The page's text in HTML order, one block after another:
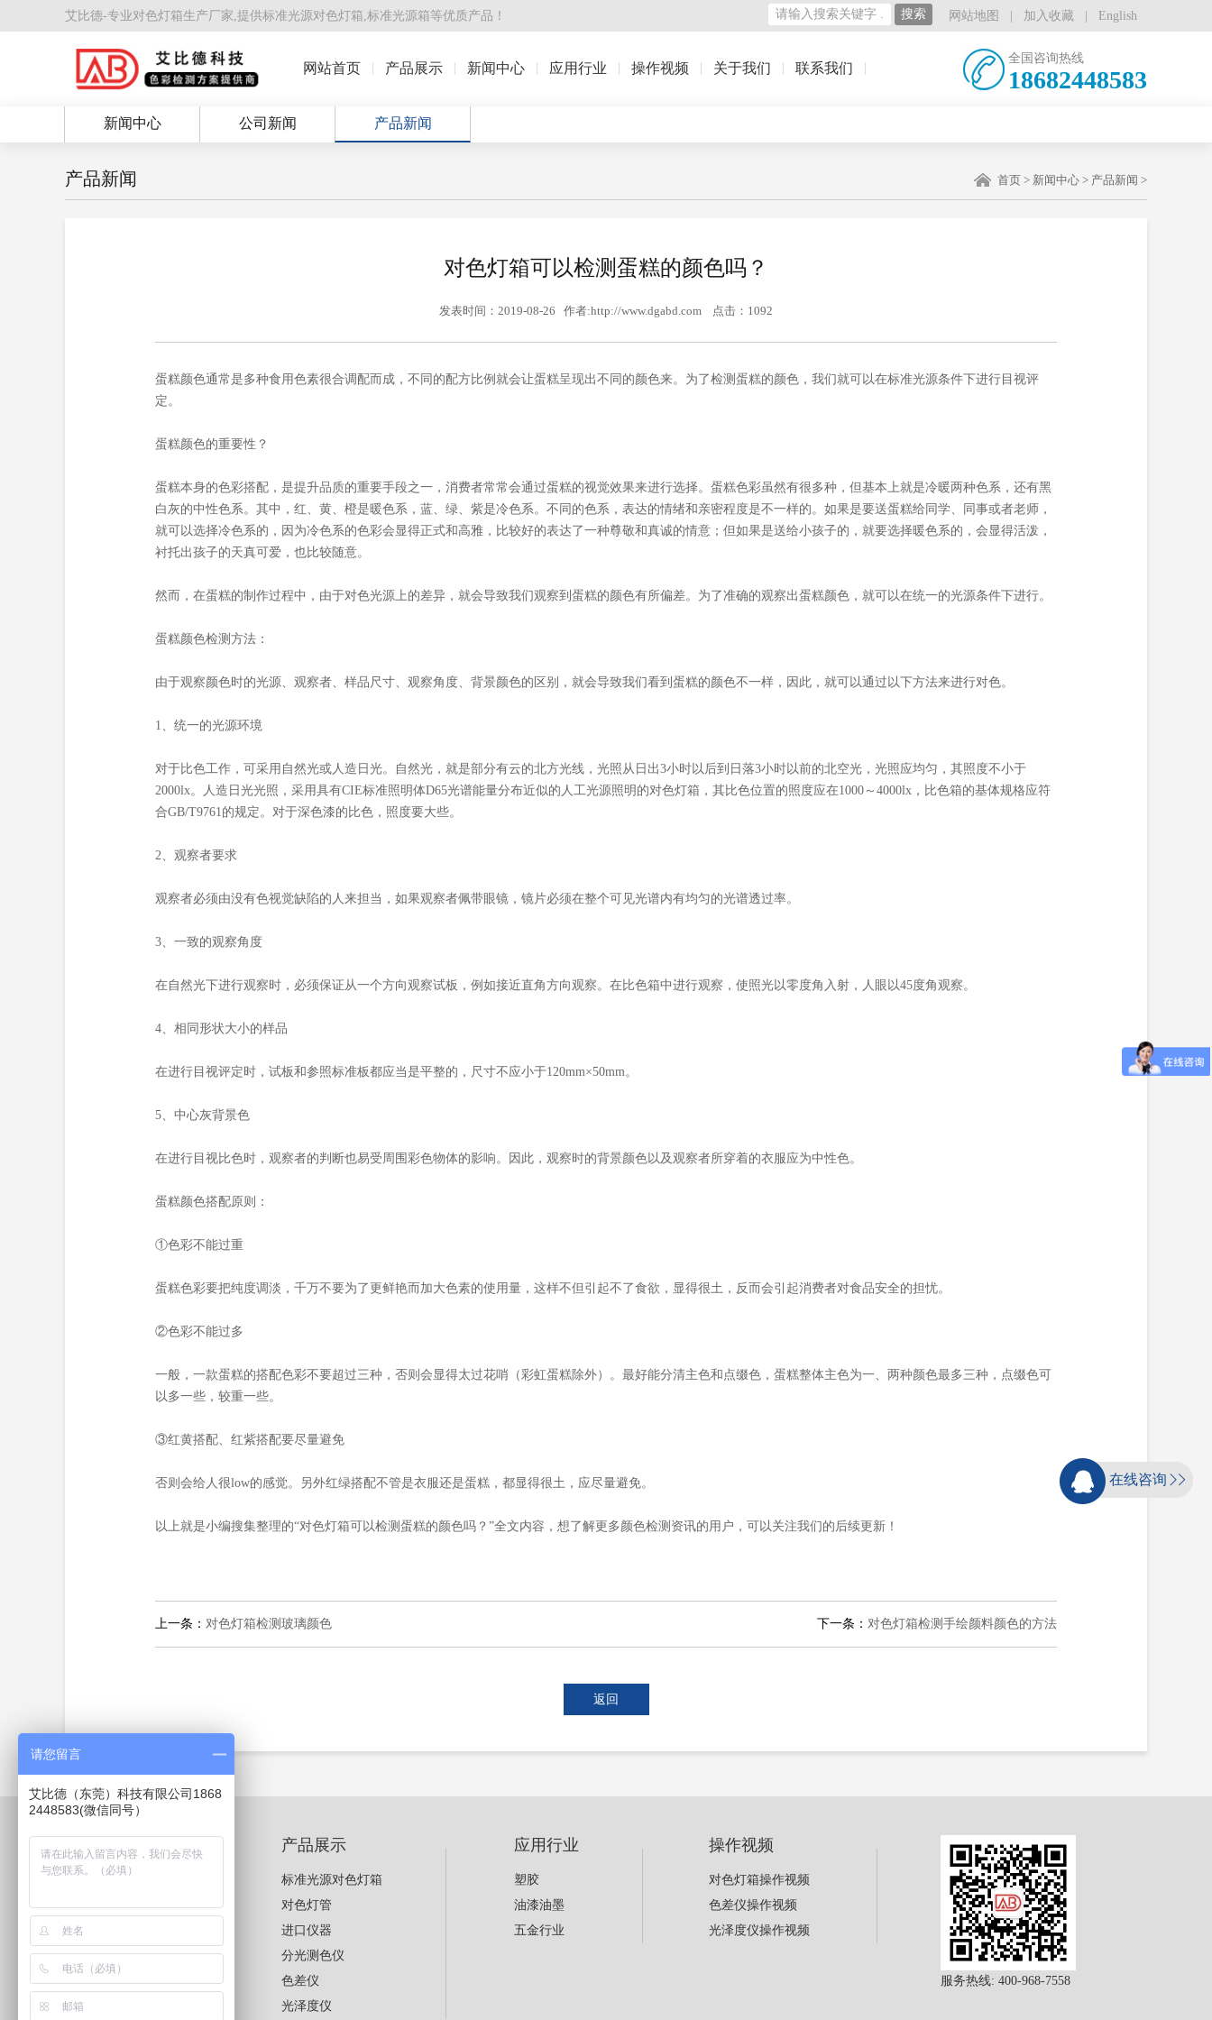
艾比德-专业对色灯箱生产厂家,提供标准光源对色灯箱,标准光源箱等优质产品！ 网站地图 加入收藏 English
网站首页 产品展示 新闻中心 应用行业 操作视频 关于我们 联系我们
全国咨询热线
18682448583
新闻中心 公司新闻 产品新闻
首页 > 新闻中心 > 产品新闻 >
产品新闻
对色灯箱可以检测蛋糕的颜色吗？
发表时间：2019-08-26 作者:http://www.dgabd.com 点击：1092
蛋糕颜色通常是多种食用色素很合调配而成，不同的配方比例就会让蛋糕呈现出不同的颜色来。为了检测蛋糕的颜色，我们就可以在标准光源条件下进行目视评
定。
蛋糕颜色的重要性？
蛋糕本身的色彩搭配，是提升品质的重要手段之一，消费者常常会通过蛋糕的视觉效果来进行选择。蛋糕色彩虽然有很多种，但基本上就是冷暖两种色系，还有黑
白灰的中性色系。其中，红、黄、橙是暖色系，蓝、绿、紫是冷色系。不同的色系，表达的情绪和亲密程度是不一样的。如果是要送蛋糕给同学、同事或者老师，
就可以选择冷色系的，因为冷色系的色彩会显得正式和高雅，比较好的表达了一种尊敬和真诚的情意；但如果是送给小孩子的，就要选择暖色系的，会显得活泼，
衬托出孩子的天真可爱，也比较随意。
然而，在蛋糕的制作过程中，由于对色光源上的差异，就会导致我们观察到蛋糕的颜色有所偏差。为了准确的观察出蛋糕颜色，就可以在统一的光源条件下进行。
蛋糕颜色检测方法：
由于观察颜色时的光源、观察者、样品尺寸、观察角度、背景颜色的区别，就会导致我们看到蛋糕的颜色不一样，因此，就可以通过以下方法来进行对色。
1、统一的光源环境
对于比色工作，可采用自然光或人造日光。自然光，就是部分有云的北方光线，光照从日出3小时以后到日落3小时以前的北空光，光照应均匀，其照度不小于
2000lx。人造日光光照，采用具有CIE标准照明体D65光谱能量分布近似的人工光源照明的对色灯箱，其比色位置的照度应在1000～4000lx，比色箱的基体规格应符
合GB/T9761的规定。对于深色漆的比色，照度要大些。
2、观察者要求
观察者必须由没有色视觉缺陷的人来担当，如果观察者佩带眼镜，镜片必须在整个可见光谱内有均匀的光谱透过率。
3、一致的观察角度
在自然光下进行观察时，必须保证从一个方向观察试板，例如接近直角方向观察。在比色箱中进行观察，使照光以零度角入射，人眼以45度角观察。
4、相同形状大小的样品
在进行目视评定时，试板和参照标准板都应当是平整的，尺寸不应小于120mm×50mm。
5、中心灰背景色
在进行目视比色时，观察者的判断也易受周围彩色物体的影响。因此，观察时的背景颜色以及观察者所穿着的衣服应为中性色。
蛋糕颜色搭配原则：
①色彩不能过重
蛋糕色彩要把纯度调淡，千万不要为了更鲜艳而加大色素的使用量，这样不但引起不了食欲，显得很土，反而会引起消费者对食品安全的担忧。
②色彩不能过多
一般，一款蛋糕的搭配色彩不要超过三种，否则会显得太过花哨（彩虹蛋糕除外）。最好能分清主色和点缀色，蛋糕整体主色为一、两种颜色最多三种，点缀色可
以多一些，较重一些。
③红黄搭配、红紫搭配要尽量避免
否则会给人很low的感觉。另外红绿搭配不管是衣服还是蛋糕，都显得很土，应尽量避免。
以上就是小编搜集整理的“对色灯箱可以检测蛋糕的颜色吗？”全文内容，想了解更多颜色检测资讯的用户，可以关注我们的后续更新！
上一条： 对色灯箱检测玻璃颜色 下一条： 对色灯箱检测手绘颜料颜色的方法
返回
新闻中心
公司新闻
产品新闻
产品展示
标准光源对色灯箱
对色灯管
进口仪器
分光测色仪
色差仪
光泽度仪
应用行业
塑胶
油漆油墨
五金行业
操作视频
对色灯箱操作视频
色差仪操作视频
光泽度仪操作视频
服务热线: 400-968-7558
在线咨询
请您留言
艾比德（东莞）科技有限公司1868
2448583(微信同号）